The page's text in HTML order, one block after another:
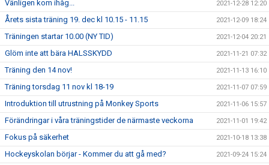
Vänligen kom ihåg... 2021-12-28 12:20
Årets sista träning 19. dec kl 10.15 - 11.15 2021-12-09 18:24
Träningen startar 10.00 (NY TID) 2021-12-04 20:21
Glöm inte att bära HALSSKYDD 2021-11-21 07:32
Träning den 14 nov! 2021-11-13 16:10
Träning torsdag 11 nov kl 18-19 2021-11-07 07:59
Introduktion till utrustning på Monkey Sports 2021-11-06 15:57
Förändringar i våra träningstider de närmaste veckorna 2021-11-01 19:42
Fokus på säkerhet 2021-10-18 13:38
Hockeyskolan börjar - Kommer du att gå med? 2021-09-24 15:24